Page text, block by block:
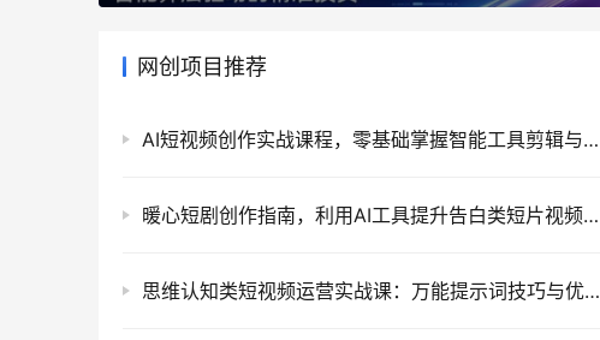
网创项目推荐
AI短视频创作实战课程，零基础掌握智能工具剪辑与短剧口播视频制作技巧
暖心短剧创作指南，利用AI工具提升告白类短片视频镜头把控与实操课程
思维认知类短视频运营实战课：万能提示词技巧与优质口播作品制作指南